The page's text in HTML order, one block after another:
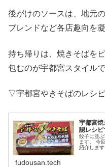
後がけのソースは、地元
ブレンドなど各店趣向を
持ち帰りは、焼きそばを
包むのが宇都宮スタイルで
▽宇都宮やきそばのレシ
宇都宮
認レシピ
餃子に並
ます。 今
紹介しま
fudousan.tech